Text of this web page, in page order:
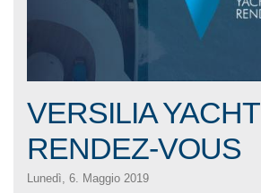
VERSILIA
RENDEZ-VOUS
Lunedì, 6. Maggio 2019